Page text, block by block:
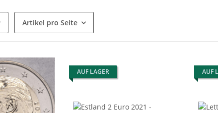
Artikel pro Seite
AUF LAGER AUF